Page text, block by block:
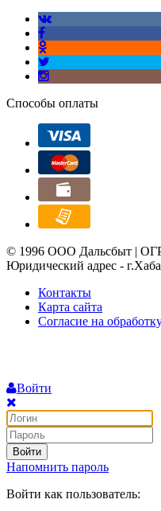
Способы оплаты
© 1996 ООО Дальсбыт |
Юридический адрес -
Контакты
Карта сайта
Согласие на
Войти
Войти
Напомнить пароль
Войти как пользователь: